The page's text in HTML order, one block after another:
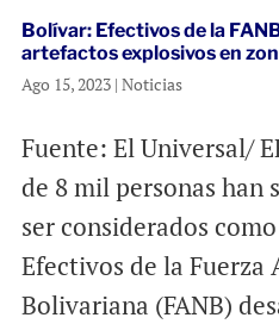
Bolívar: Efectivos de la
artefactos explosivos en
Ago 15, 2023| Noticias
Fuente: El Universal/
de 8 mil personas han
ser considerados
Efectivos de la Fuerza
Bolivariana (FANB)